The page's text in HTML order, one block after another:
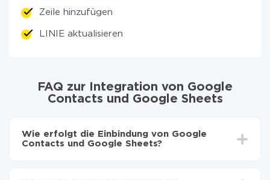
Zeile hinzufügen
LINIE aktualisieren
FAQ zur Integration von Google
Contacts und Google Sheets
Wie erfolgt die Einbindung von Google
Contacts und Google Sheets?